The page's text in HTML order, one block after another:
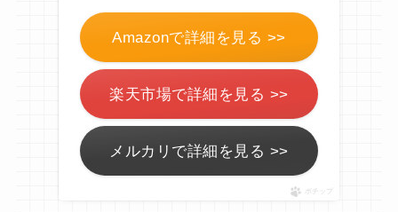
Amazonで詳細を見る >>
楽天市場で詳細を見る >>
メルカリで詳細を見る >>
ポチップ